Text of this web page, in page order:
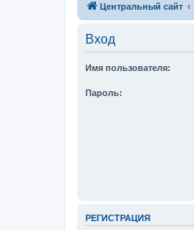
Центральный сайт
Вход
Имя пользователя:
Пароль:
РЕГИСТРАЦИЯ